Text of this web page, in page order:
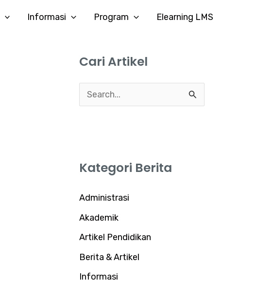
Informasi Program Elearning LMS
Cari Artikel
u
t
u
k
:
Kategori Berita
Administrasi
Akademik
Artikel Pendidikan
Berita & Artikel
Informasi